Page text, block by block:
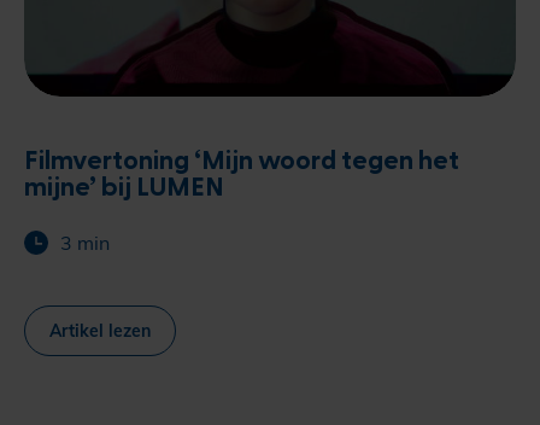
Filmvertoning ‘Mijn woord tegen het
mijne’ bij LUMEN
3 min
Artikel lezen